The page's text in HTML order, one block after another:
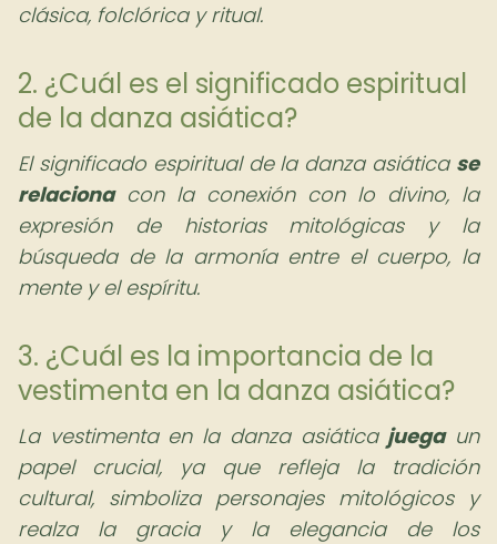
clásica, folclórica y ritual.
2. ¿Cuál es el significado espiritual
de la danza asiática?
El significado espiritual de la danza asiática se
relacionacon la conexión con lo divino, la
expresión de historias mitológicas y la
búsqueda de la armonía entre el cuerpo, la
mente y el espíritu.
3. ¿Cuál es la importancia de la
vestimenta en la danza asiática?
La vestimenta en la danza asiática juegaun
papel crucial, ya que refleja la tradición
cultural, simboliza personajes mitológicos y
realza la gracia y la elegancia de los